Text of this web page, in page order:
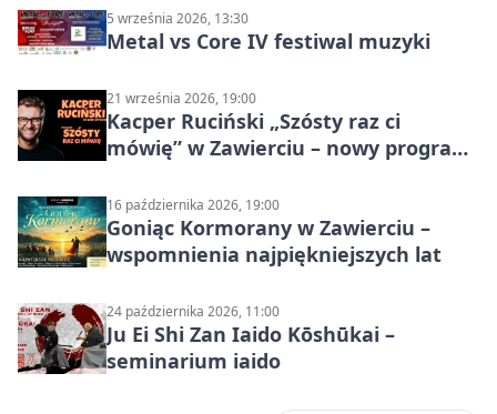
5 września 2026, 13:30
Metal vs Core IV festiwal muzyki
21 września 2026, 19:00
Kacper Ruciński „Szósty raz ci
mówię” w Zawierciu – nowy program
16 października 2026, 19:00
Goniąc Kormorany w Zawierciu –
wspomnienia najpiękniejszych lat
24 października 2026, 11:00
Ju Ei Shi Zan Iaido Kōshūkai –
seminarium iaido